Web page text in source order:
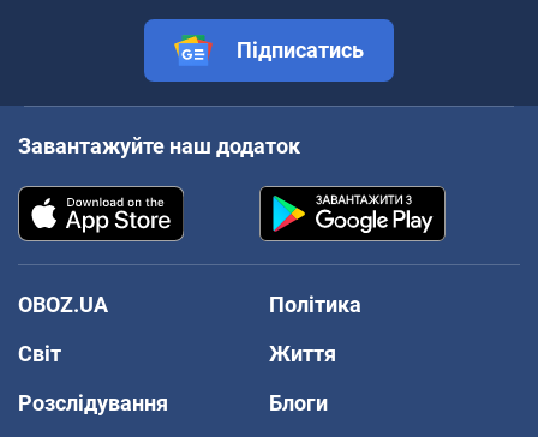
Підписатись
Завантажуйте наш додаток
OBOZ.UA
Політика
Світ
Життя
Розслідування
Блоги